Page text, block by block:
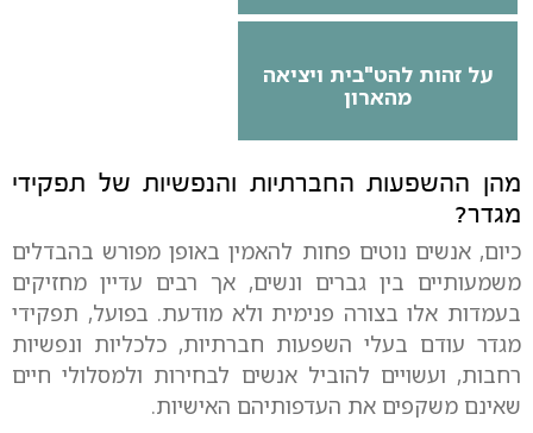
על זהות להט"בית ויציאה
מהארון
מהן ההשפעות החברתיות והנפשיות של תפקידי
מגדר?
כיום, אנשים נוטים פחות להאמין באופן מפורש בהבדלים
משמעותיים בין גברים ונשים, אך רבים עדיין מחזיקים
בעמדות אלו בצורה פנימית ולא מודעת. בפועל, תפקידי
מגדר עודם בעלי השפעות חברתיות, כלכליות ונפשיות
רחבות, ועשויים להוביל אנשים לבחירות ולמסלולי חיים
שאינם משקפים את העדפותיהם האישיות.